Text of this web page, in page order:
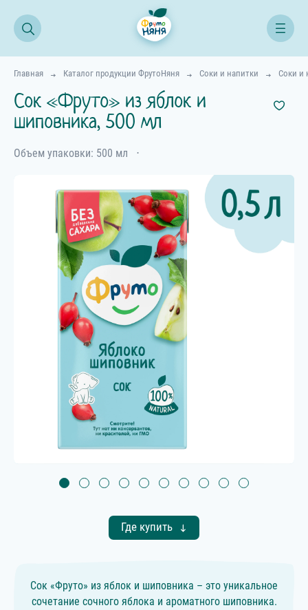
Главная Каталог продукции ФрутоНяня Соки и напитки Соки и
Сок «Фруто» из яблок и
шиповника, 500 мл
Объем упаковки: 500 мл ⋅
Где купить
Сок «Фруто» из яблок и шиповника – это уникальное
сочетание сочного яблока и ароматного шиповника.